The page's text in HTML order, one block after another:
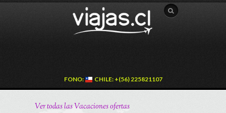
FONO: CHILE: +(56) 225821107
Ver todas las Vacaciones ofertas